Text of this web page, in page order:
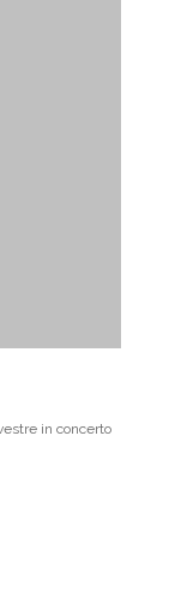
in concerto